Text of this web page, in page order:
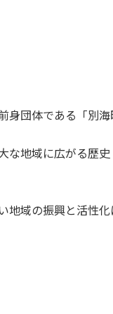
身団体である「別
な地域に広がる歴
地域の振興と活性